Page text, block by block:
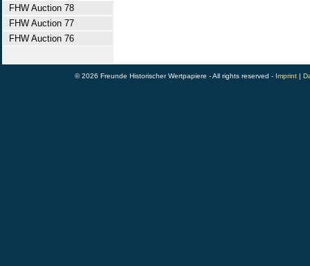
FHW Auction 78
FHW Auction 77
FHW Auction 76
© 2026 Freunde Historischer Wertpapiere - All rights reserved - Imprint |